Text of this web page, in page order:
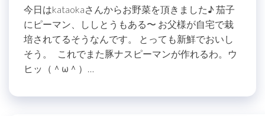
今日はkataokaさんからお野菜を頂きました♪ 茄子
にピーマン、ししとうもある〜 お父様が自宅で栽
培されてるそうなんです。 とっても新鮮でおいし
そう。 これでまた豚ナスピーマンが作れるわ。ウ
ヒッ（＾ω＾）…